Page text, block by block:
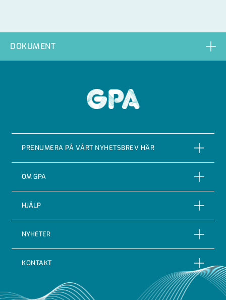
DOKUMENT
PRENUMERA PÅ VÅRT NYHETSBREV HÄR
OM GPA
Om företaget
Vår Historia
Code of conduct
HJÄLP
Reklamationer
Returer
Leveransvillkor
NYHETER
Nyheter
KONTAKT
GPA Flowsystem AB